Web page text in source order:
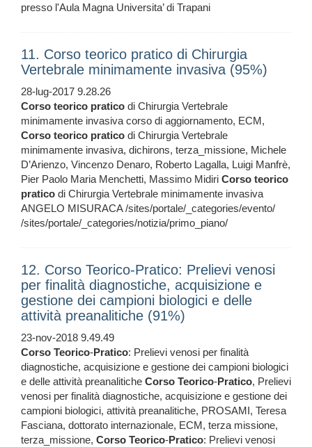
presso l'Aula Magna Universita’ di Trapani
11. Corso teorico pratico di Chirurgia
Vertebrale minimamente invasiva (95%)
28-lug-2017 9.28.26
Corso teorico pratico di Chirurgia Vertebrale
minimamente invasiva corso di aggiornamento, ECM,
Corso teorico pratico di Chirurgia Vertebrale
minimamente invasiva, dichirons, terza_missione, Michele
D’Arienzo, Vincenzo Denaro, Roberto Lagalla, Luigi Manfrè,
Pier Paolo Maria Menchetti, Massimo Midiri Corso teorico
pratico di Chirurgia Vertebrale minimamente invasiva
ANGELO MISURACA /sites/portale/_categories/evento/
/sites/portale/_categories/notizia/primo_piano/
12. Corso Teorico‐Pratico: Prelievi venosi
per finalità diagnostiche, acquisizione e
gestione dei campioni biologici e delle
attività preanalitiche (91%)
23-nov-2018 9.49.49
Corso Teorico‐Pratico: Prelievi venosi per finalità
diagnostiche, acquisizione e gestione dei campioni biologici
e delle attività preanalitiche Corso Teorico‐Pratico, Prelievi
venosi per finalità diagnostiche, acquisizione e gestione dei
campioni biologici, attività preanalitiche, PROSAMI, Teresa
Fasciana, dottorato internazionale, ECM, terza missione,
terza_missione, Corso Teorico‐Pratico: Prelievi venosi